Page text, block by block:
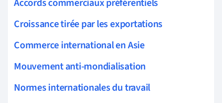
Croissance tirée par les exportations
Commerce international en Asie
Mouvement anti-mondialisation
Normes internationales du travail